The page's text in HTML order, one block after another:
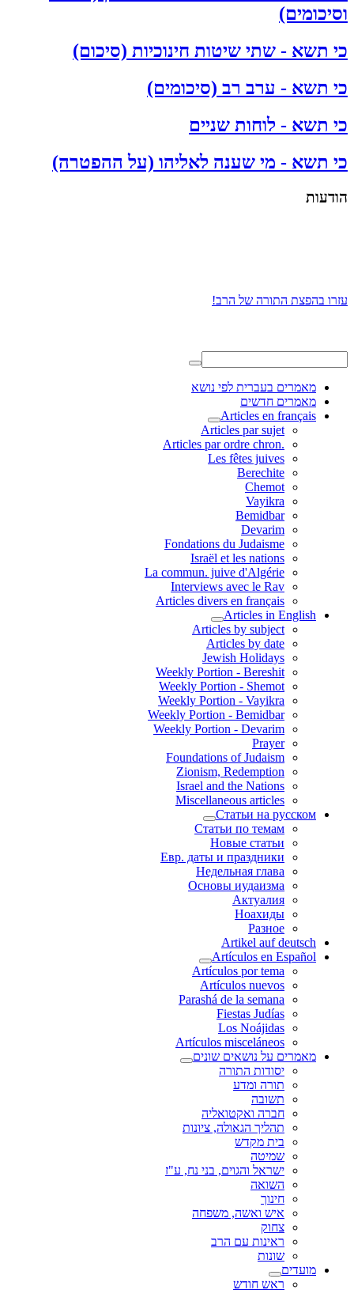
וסיכומים)
כי תשא - שתי שיטות חינוכיות (סיכום)
כי תשא - ערב רב (סיכומים)
כי תשא - לוחות שניים
כי תשא - מי שענה לאליהו (על ההפטרה)
הודעות
עזרו בהפצת התורה של הרב!
מאמרים בעברית לפי נושא
מאמרים חדשים
Articles en français
Articles par sujet
.Articles par ordre chron
Les fêtes juives
Berechite
Chemot
Vayikra
Bemidbar
Devarim
Fondations du Judaisme
Israël et les nations
La commun. juive d'Algérie
Interviews avec le Rav
Articles divers en français
Articles in English
Articles by subject
Articles by date
Jewish Holidays
Weekly Portion - Bereshit
Weekly Portion - Shemot
Weekly Portion - Vayikra
Weekly Portion - Bemidbar
Weekly Portion - Devarim
Prayer
Foundations of Judaism
Zionism, Redemption
Israel and the Nations
Miscellaneous articles
Статьи на русском
Статьи по темам
Новые статьи
Евр. даты и праздники
Недельная глава
Основы иудаизма
Актуалия
Ноахиды
Разное
Artikel auf deutsch
Artículos en Español
Artículos por tema
Artículos nuevos
Parashá de la semana
Fiestas Judías
Los Noájidas
Artículos misceláneos
מאמרים על נושאים שונים
יסודות התורה
תורה ומדע
תשובה
חברה ואקטואליה
תהליך הגאולה, ציונות
בית מקדש
שמיטה
ישראל והגוים, בני נח, ע"ז
השואה
חינוך
איש ואשה, משפחה
צחוק
ראינות עם הרב
שונות
מועדים
ראש חודש